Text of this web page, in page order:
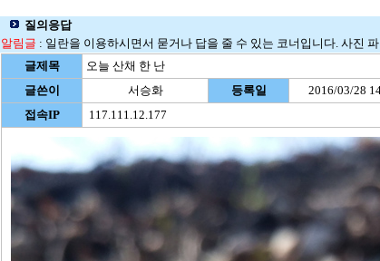
질의응답
알림글 : 일란을 이용하시면서 묻거나 답을 줄 수 있는 코너입니다. 사진
글제목
오늘 산채 한 난
글쓴이
서승화 등록일 2016/03/28
접속IP
117.111.12.177